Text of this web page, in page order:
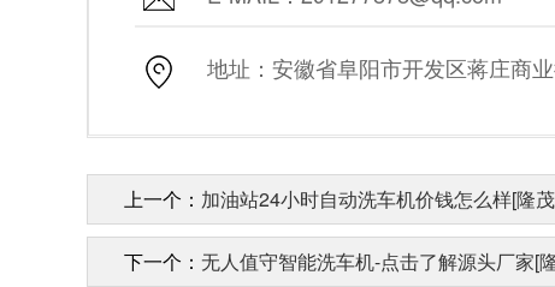
地址：安徽省阜阳市开发区蒋庄商
上一个： 加油站24小时自动洗车机价钱怎么样[隆
下一个： 无人值守智能洗车机-点击了解源头厂家[